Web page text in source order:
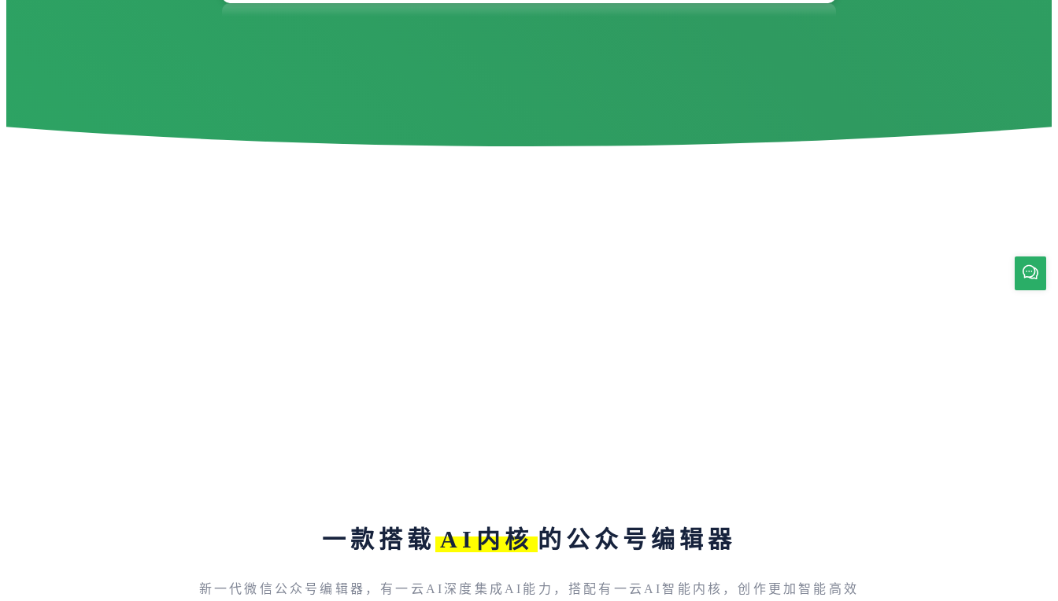
一款搭载 AI内核 的公众号编辑器
新一代微信公众号编辑器，有一云AI深度集成AI能力，搭配有一云AI智能内核，创作更加智能高效